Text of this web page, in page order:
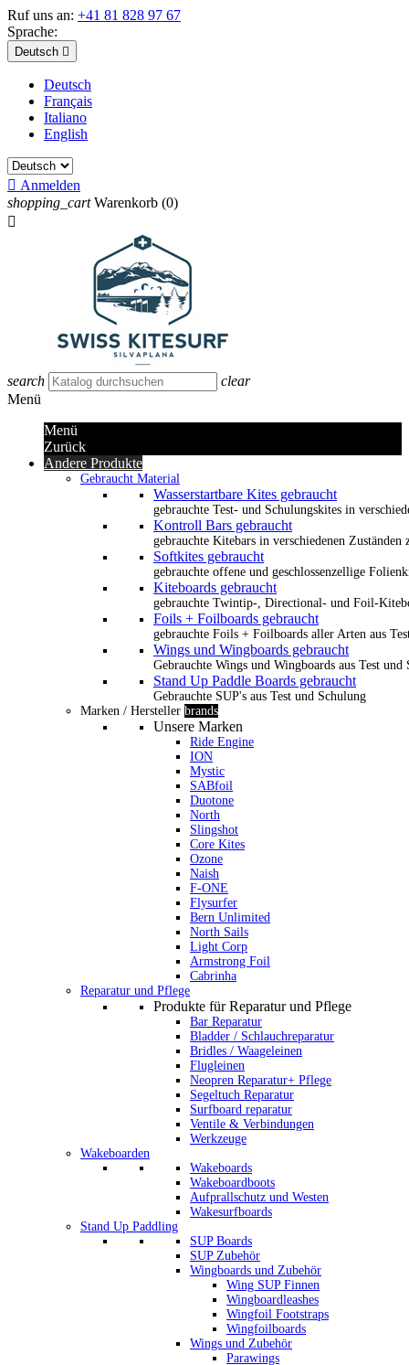
Ruf uns an: +41 81 828 97 67
Sprache:
Deutsch 
Deutsch
Français
Italiano
English
 Anmelden
shopping_cart Warenkorb (0)

search
clear
Menü
Menü
Zurück
Andere Produkte
Gebraucht Material
Wasserstartbare Kites gebraucht
gebrauchte Test- und Schulungskites in
Kontroll Bars gebraucht
gebrauchte Kitebars in verschiedenen Zuständen
Softkites gebraucht
gebrauchte offene und geschlossenzellige
Kiteboards gebraucht
gebrauchte Twintip-, Directional- und Foil-
Foils + Foilboards gebraucht
gebrauchte Foils + Foilboards aller Arten aus
Wings und Wingboards gebraucht
Gebrauchte Wings und Wingboards aus Test und
Stand Up Paddle Boards gebraucht
Gebrauchte SUP's aus Test und Schulung
Marken / Hersteller brands
Unsere Marken
Ride Engine
ION
Mystic
SABfoil
Duotone
North
Slingshot
Core Kites
Ozone
Naish
F-ONE
Flysurfer
Bern Unlimited
North Sails
Light Corp
Armstrong Foil
Cabrinha
Reparatur und Pflege
Produkte für Reparatur und Pflege
Bar Reparatur
Bladder / Schlauchreparatur
Bridles / Waageleinen
Flugleinen
Neopren Reparatur+ Pflege
Segeltuch Reparatur
Surfboard reparatur
Ventile & Verbindungen
Werkzeuge
Wakeboarden
Wakeboards
Wakeboardboots
Aufprallschutz und Westen
Wakesurfboards
Stand Up Paddling
SUP Boards
SUP Zubehör
Wingboards und Zubehör
Wing SUP Finnen
Wingboardleashes
Wingfoil Footstraps
Wingfoilboards
Wings und Zubehör
Parawings